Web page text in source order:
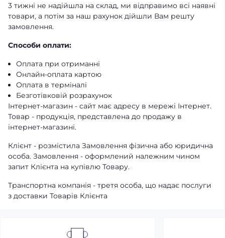
3 тижні не надійшла на склад, ми відправимо всі наявні
товари, а потім за наш рахунок дійшли Вам решту
замовлення.
Способи оплати:
Оплата при отриманні
Онлайн-оплата картою
Оплата в терміналі
Безготівковій розрахунок
Інтернет-магазин - сайт має адресу в мережі Інтернет.
Товар - продукція, представлена ​​до продажу в
інтернет-магазині.
Клієнт - розмістила Замовлення фізична або юридична
особа. Замовлення - оформлений належним чином
запит Клієнта на купівлю Товару.
Транспортна компанія - третя особа, що надає послуги
з доставки Товарів Клієнта